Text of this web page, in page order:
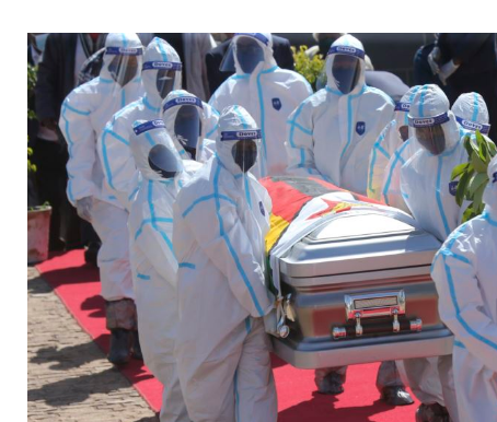
[ 31/07/2026 ] Projet d’investisseurs à la Fifa:
BUSINESS
[ 30/07/2026 ] Mali : au moins 19 soldats exécutés,
[ 05/08/2026 ] Hervé Renard devient sélectionneur